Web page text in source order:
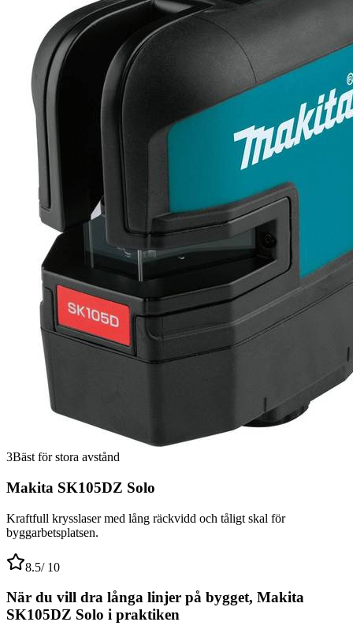
3Bäst för stora avstånd
Makita SK105DZ Solo
Kraftfull krysslaser med lång räckvidd och tåligt skal för
byggarbetsplatsen.
8.5/ 10
När du vill dra långa linjer på bygget, Makita
SK105DZ Solo i praktiken